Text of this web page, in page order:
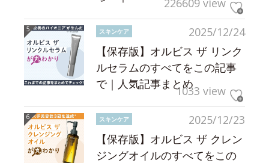
226609 view
2025/12/24
スキンケア
【保存版】オルビス ザ リンク
ルセラムのすべてをこの記事
で｜人気記事まとめ1033 view
2025/12/23
スキンケア
【保存版】オルビス ザ クレン
ジングオイルのすべてをこの